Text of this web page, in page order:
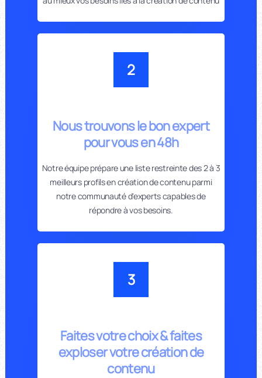
2
Nous trouvons le bon expert
pour vous en 48h
Notre équipe prépare une liste restreinte des 2 à 3
meilleurs profils en création de contenu parmi
notre communauté d'experts capables de
répondre à vos besoins.
3
Faites votre choix & faites
exploser votre création de
contenu